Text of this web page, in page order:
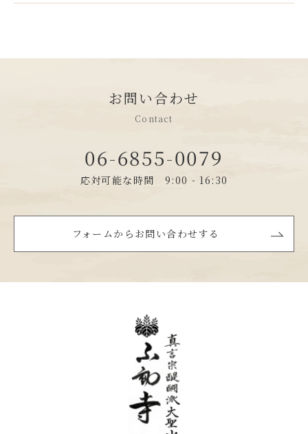
お問い合わせ
Contact
06-6855-0079
応対可能な時間 9:00 - 16:30
フォームからお問い合わせする